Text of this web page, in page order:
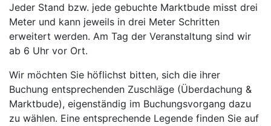
Jeder Stand bzw. jede gebuchte Marktbude misst drei
Meter und kann jeweils in drei Meter Schritten
erweitert werden. Am Tag der Veranstaltung sind wir
ab 6 Uhr vor Ort.
Wir möchten Sie höflichst bitten, sich die ihrer
Buchung entsprechenden Zuschläge (Überdachung &
Marktbude), eigenständig im Buchungsvorgang dazu
zu wählen. Eine entsprechende Legende finden Sie auf